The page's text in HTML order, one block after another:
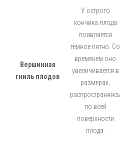
Вершинная
гниль плодов
У острого
кончика плода
появляется
тёмное пятно. Со
временем оно
увеличивается в
размерах,
распространяясь
по всей
поверхности
плода.